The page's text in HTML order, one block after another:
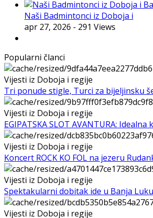
Naši Badmintonci iz Doboja i
apr 27, 2026 - 291 Views
Popularni članci
Vijesti iz Doboja i regije
Tri ponude stigle, Turci za bijeljinsku
Vijesti iz Doboja i regije
EGIPATSKA SLOT AVANTURA: Idealna
Vijesti iz Doboja i regije
Koncert ROCK KO FOL na jezeru
Vijesti iz Doboja i regije
Spektakularni dobitak ide u Banja
Vijesti iz Doboja i regije